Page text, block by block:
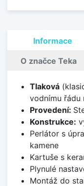
Informace
O značce Teka
Tlaková
vodnímu řádu
Provedení:
Konstrukce:
Perlátor s
kamene
Kartuše s
Plynulé
Montáž do